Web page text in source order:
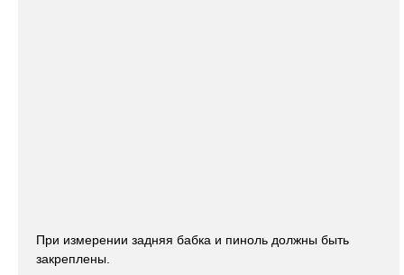
При измерении задняя бабка и пиноль должны быть
закреплены.